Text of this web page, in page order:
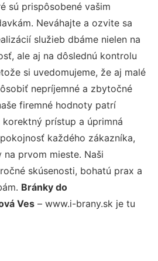
sú prispôsobené vašim
Neváhajte a ozvite sa
služieb dbáme nielen na
ale aj na dôslednú kontrolu
si uvedomujeme, že aj malé
nepríjemné a zbytočné
firemné hodnoty patrí
prístup a úprimná
každého zákazníka,
prvom mieste. Naši
skúsenosti, bohatú prax a
Bránky do
Ves – www.i-brany.sk je tu